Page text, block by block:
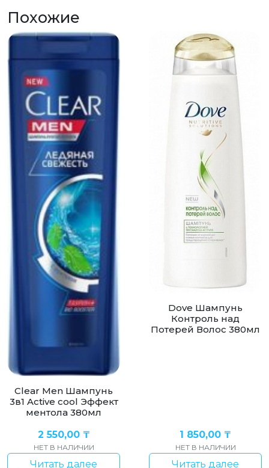
Похожие
Clear Men Шампунь
3в1 Active cool Эффект
ментола 380мл
2 550,00 ₸
НЕТ В НАЛИЧИИ
Читать далее
Dove Шампунь
Контроль над
Потерей Волос 380мл
1 850,00 ₸
НЕТ В НАЛИЧИИ
Читать далее